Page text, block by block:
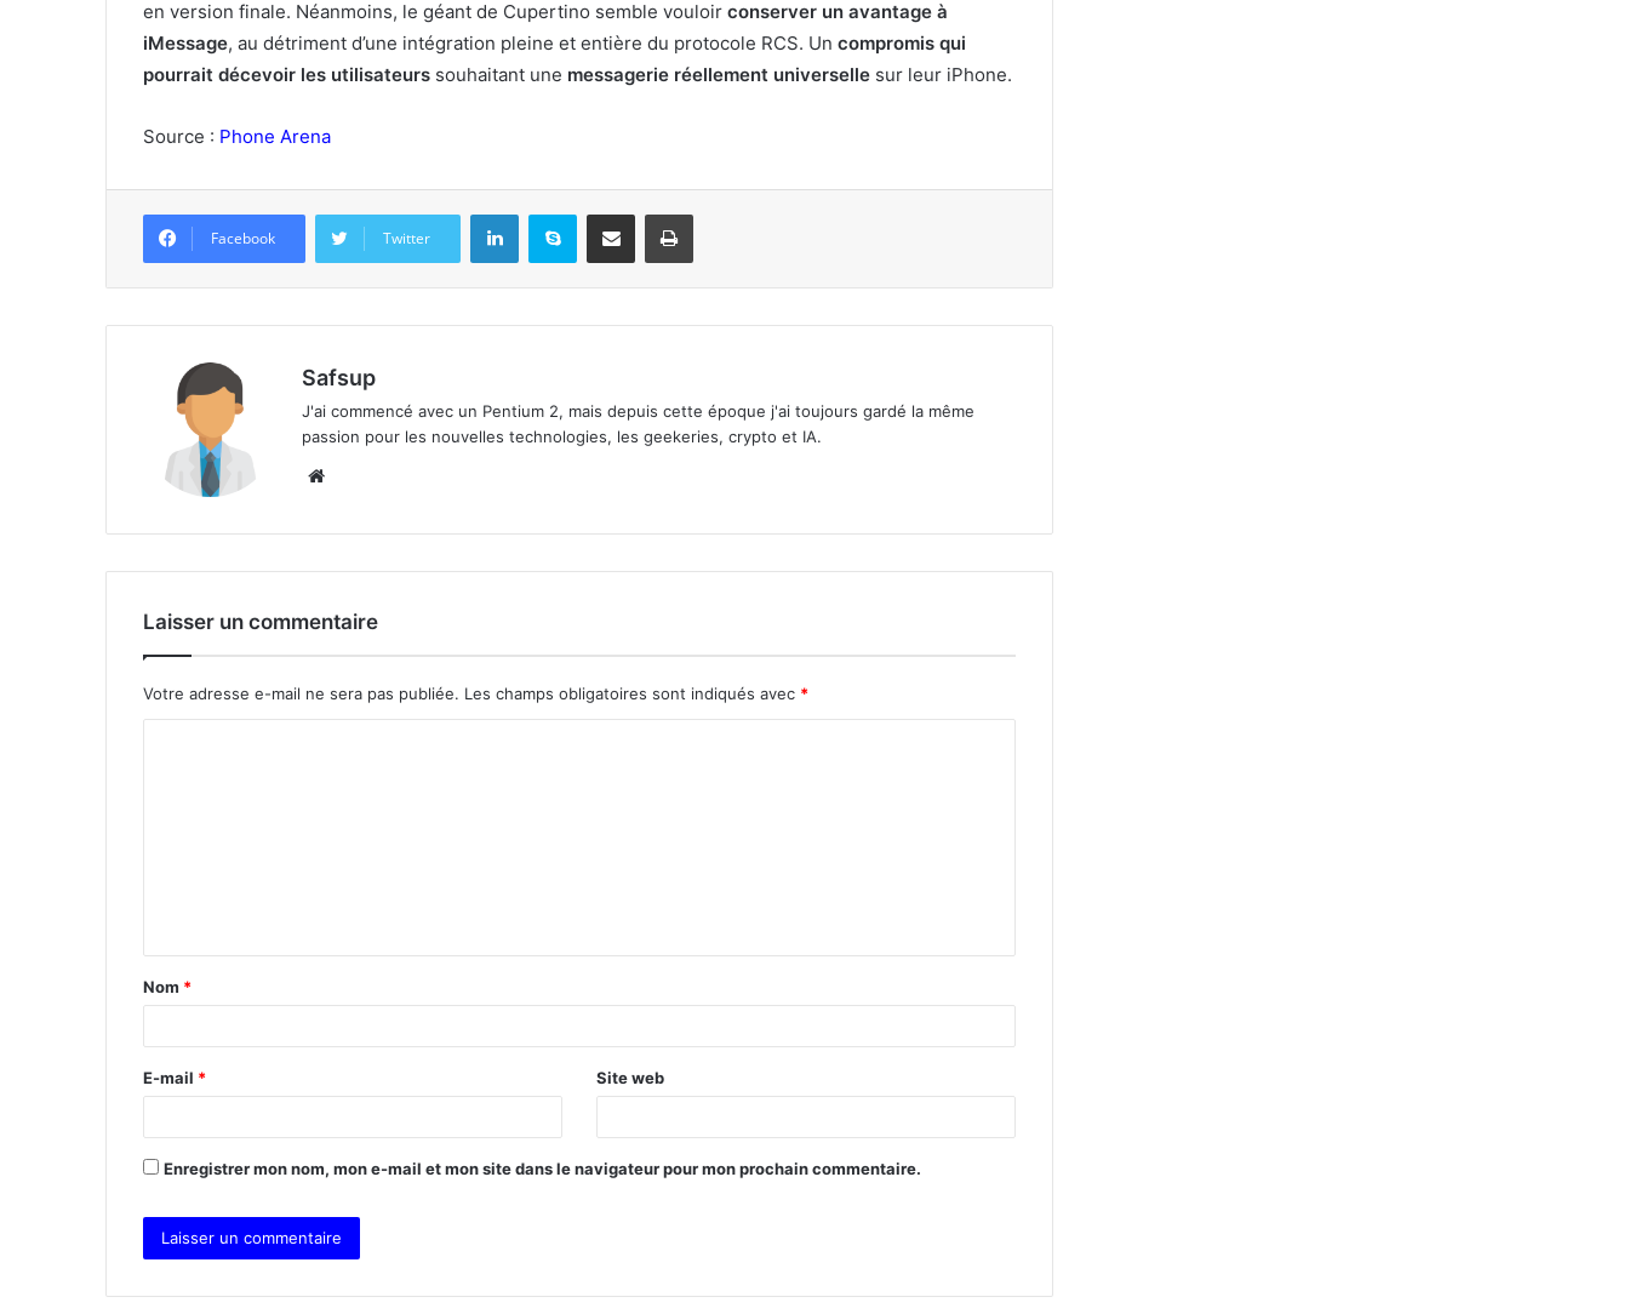
en version finale. Néanmoins, le géant de Cupertino semble vouloir conserver un avantage à
iMessage, au détriment d’une intégration pleine et entière du protocole RCS. Un compromis qui
pourrait décevoir les utilisateurs souhaitant une messagerie réellement universelle sur leur iPhone.
Source : Phone Arena
Facebook Twitter
LinkedinSkype Partager par email Imprimer
Safsup
J'ai commencé avec un Pentium 2, mais depuis cette époque j'ai toujours gardé la même
passion pour les nouvelles technologies, les geekeries, crypto et IA.
Website
Laisser un commentaire
Votre adresse e-mail ne sera pas publiée. Les champs obligatoires sont indiqués avec *
t
a
e
*
Nom *
E-mail * Site web
Enregistrer mon nom, mon e-mail et mon site dans le navigateur pour mon prochain commentaire.